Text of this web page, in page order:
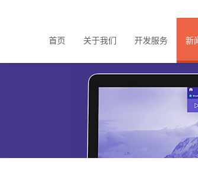
首页 关于我们 开发服务 新